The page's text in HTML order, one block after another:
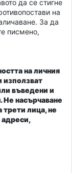
да се стигне
на
За да
писмено,
на личния
използват
въведени и
Не насърчаване
трети лица, не